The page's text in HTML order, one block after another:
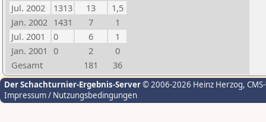
Jul. 2002
1313 13
1,5
Jan. 2002 1431 7
1
Jul. 2001
0 6
1
Jan. 2001 0 2
0
Gesamt
181 36
Der Schachturnier-Ergebnis-Server© 2006-2026 Heinz Herzog,
Impressum / Nutzungsbedingungen